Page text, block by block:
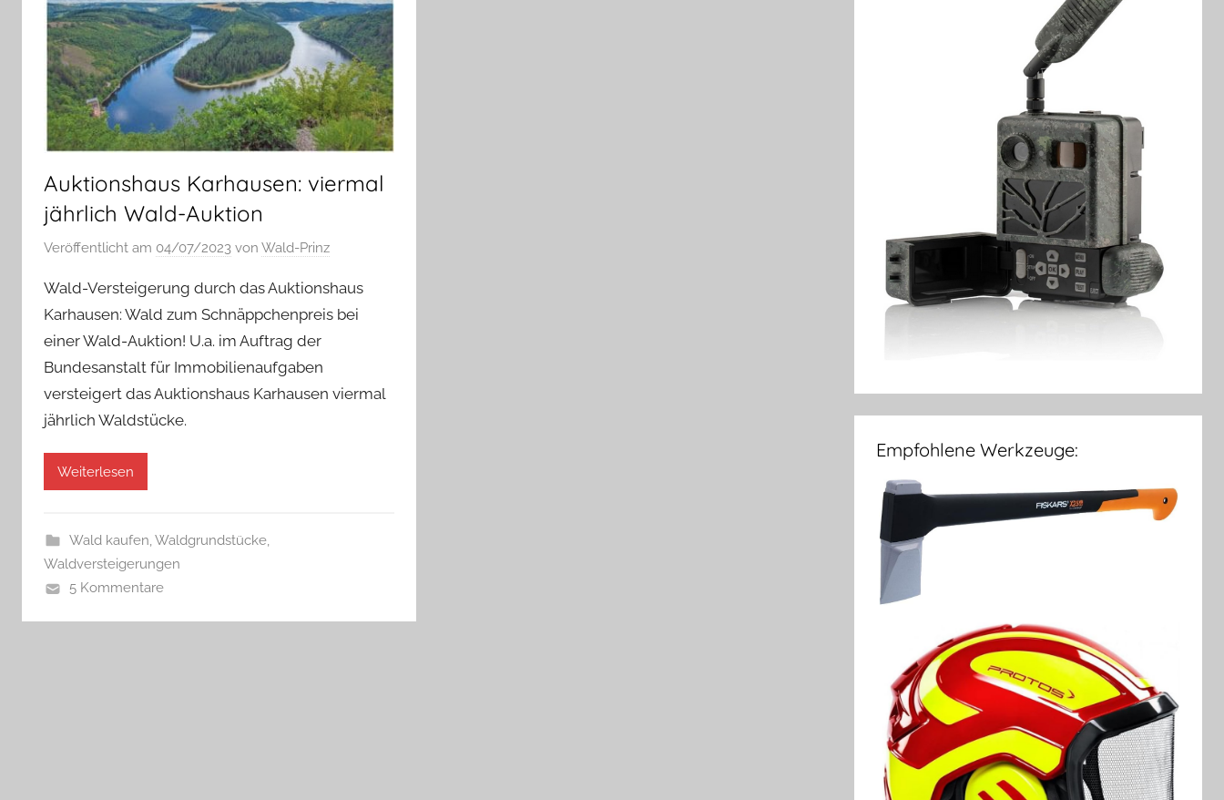
Auktionshaus Karhausen: viermal
jährlich Wald-Auktion
Veröffentlicht am 04/07/2023 von Wald-Prinz
Wald-Versteigerung durch das Auktionshaus
Karhausen: Wald zum Schnäppchenpreis bei
einer Wald-Auktion! U.a. im Auftrag der
Bundesanstalt für Immobilienaufgaben
versteigert das Auktionshaus Karhausen viermal
jährlich Waldstücke.
Weiterlesen
Wald kaufen,Waldgrundstücke,
Waldversteigerungen
5 Kommentare
Empfohlene Werkzeuge: